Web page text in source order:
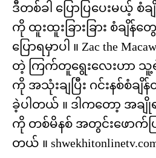
ဒီတစ်ခါ ပြောပြပေးမယ့်
ကို ထူးထူးခြားခြား စံခ
ပြောရမှာပါ ။ Zac the
တဲ့ ကြက်တူရွေးလေးဟာ သူ့
ကို အသုံးချပြီး ဂင်းနစ်စံခ
ခဲ့ပါတယ် ။ ဒါကတော့ အချို
ကို တစ်မိနစ် အတွင်းဖောက်ပြ
တယ် ။